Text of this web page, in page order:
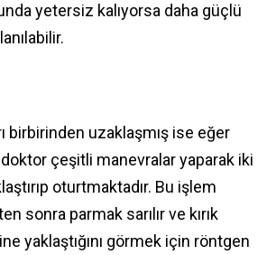
yetersiz kalıyorsa daha güçlü
birbirinden uzaklaşmış ise eğer
çeşitli manevralar yaparak iki
oturtmaktadır. Bu işlem
sonra parmak sarılır ve kırık
yaklaştığını görmek için röntgen